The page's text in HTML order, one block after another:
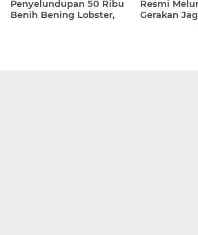
Penyelundupan 50 Ribu
Benih Bening Lobster,
Resmi
Gerakan